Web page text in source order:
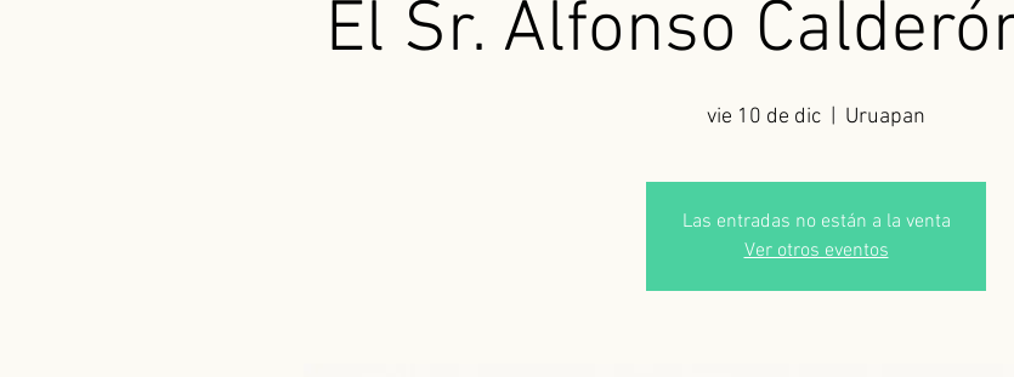
El Sr. Alfonso
vie 10 de dic Uruapan
Las entradas no están a la venta
Ver otros eventos